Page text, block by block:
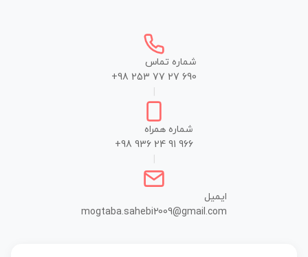
شماره تماس
+98 253 77 27 690
شماره همراه
+98 936 24 91 966
ایمیل
mogtaba.sahebi2009@gmail.com